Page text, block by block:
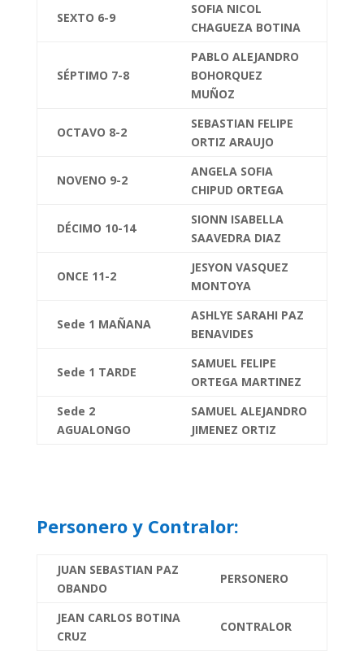
SEXTO 6-9
SOFIA NICOL
CHAGUEZA BOTINA
SÉPTIMO 7-8
PABLO ALEJANDRO
BOHORQUEZ
MUÑOZ
OCTAVO 8-2
SEBASTIAN FELIPE
ORTIZ ARAUJO
NOVENO 9-2
ANGELA SOFIA
CHIPUD ORTEGA
DÉCIMO 10-14
SIONN ISABELLA
SAAVEDRA DIAZ
ONCE 11-2
JESYON VASQUEZ
MONTOYA
Sede 1 MAÑANA
ASHLYE SARAHI PAZ
BENAVIDES
Sede 1 TARDE
SAMUEL FELIPE
ORTEGA MARTINEZ
Sede 2
AGUALONGO
SAMUEL ALEJANDRO
JIMENEZ ORTIZ
Personero y Contralor:
JUAN SEBASTIAN PAZ
OBANDO
PERSONERO
JEAN CARLOS BOTINA
CRUZ
CONTRALOR